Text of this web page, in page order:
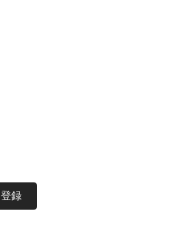
登録